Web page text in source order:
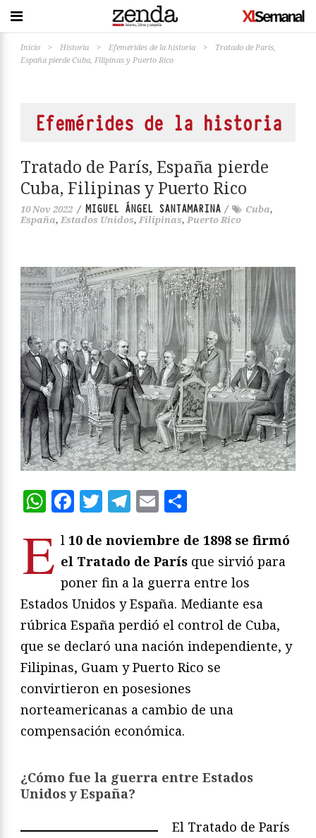
Inicio > Historia > Efemérides de la historia >
Tratado de París,
España pierde Cuba, Filipinas y Puerto Rico
Efemérides de la historia
Tratado de París, España pierde
Cuba, Filipinas y Puerto Rico
10 Nov 2022 / MIGUEL ÁNGEL SANTAMARINA / Cuba,
España, Estados Unidos, Filipinas, Puerto Rico
WhatsApp
Facebook
Twitter
Telegram
Email
E l 10 de noviembre de 1898 se firmó
el Tratado de París que sirvió para
poner fin a la guerra entre los
Estados Unidos y España. Mediante esa
rúbrica España perdió el control de Cuba,
que se declaró una nación independiente, y
Filipinas, Guam y Puerto Rico se
convirtieron en posesiones
norteamericanas a cambio de una
compensación económica.
¿Cómo fue la guerra entre Estados
Unidos y España?
El Tratado de París